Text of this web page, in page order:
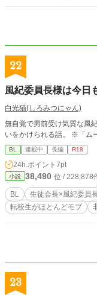
22
風紀委員長様は今日
白光猫(しろみつにゃん)
無自覚で男前受け気質な風
いをかけられる話。 ※「ム
BL 連載中 長編 R18
24h.ポイント 7pt
小説 38,490 位 / 228,878
BL 生徒会長×風紀委員
転校生がほとんどモブ
23